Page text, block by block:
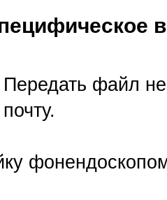
Передать файл